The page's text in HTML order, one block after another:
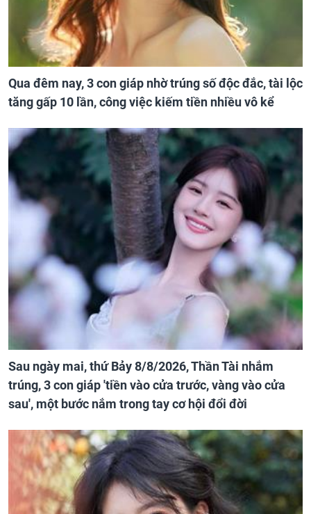
Qua đêm nay, 3 con giáp nhờ trúng số độc đắc, tài lộc
tăng gấp 10 lần, công việc kiếm tiền nhiều vô kể
Sau ngày mai, thứ Bảy 8/8/2026, Thần Tài nhắm
trúng, 3 con giáp 'tiền vào cửa trước, vàng vào cửa
sau', một bước nắm trong tay cơ hội đổi đời